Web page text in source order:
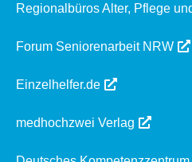
Regionalbüros Alter, Pflege
Forum Seniorenarbeit NRW
Einzelhelfer.de
medhochzwei Verlag